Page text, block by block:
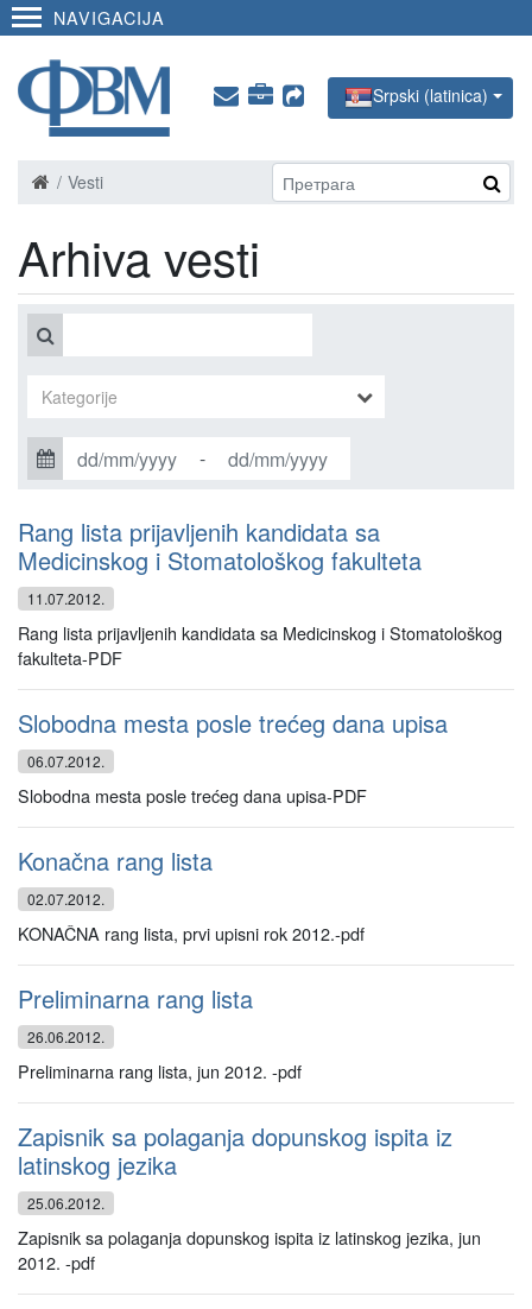
NAVIGACIJA
Srpski (latinica)
Vesti
Arhiva vesti
-
Rang lista prijavljenih kandidata sa
Medicinskog i Stomatološkog fakulteta
11.07.2012.
Rang lista prijavljenih kandidata sa Medicinskog i Stomatološkog
fakulteta-PDF
Slobodna mesta posle trećeg dana upisa
06.07.2012.
Slobodna mesta posle trećeg dana upisa-PDF
Konačna rang lista
02.07.2012.
KONAČNA rang lista, prvi upisni rok 2012.-pdf
Preliminarna rang lista
26.06.2012.
Preliminarna rang lista, jun 2012. -pdf
Zapisnik sa polaganja dopunskog ispita iz
latinskog jezika
25.06.2012.
Zapisnik sa polaganja dopunskog ispita iz latinskog jezika, jun
2012. -pdf